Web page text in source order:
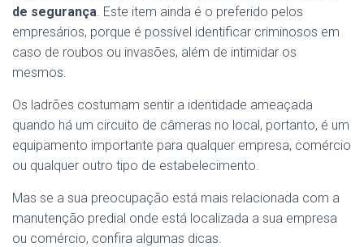
de segurança. Este item ainda é o preferido pelos
empresários, porque é possível identificar criminosos em
caso de roubos ou invasões, além de intimidar os
mesmos.
Os ladrões costumam sentir a identidade ameaçada
quando há um circuito de câmeras no local, portanto, é um
equipamento importante para qualquer empresa, comércio
ou qualquer outro tipo de estabelecimento.
Mas se a sua preocupação está mais relacionada com a
manutenção predial onde está localizada a sua empresa
ou comércio, confira algumas dicas.